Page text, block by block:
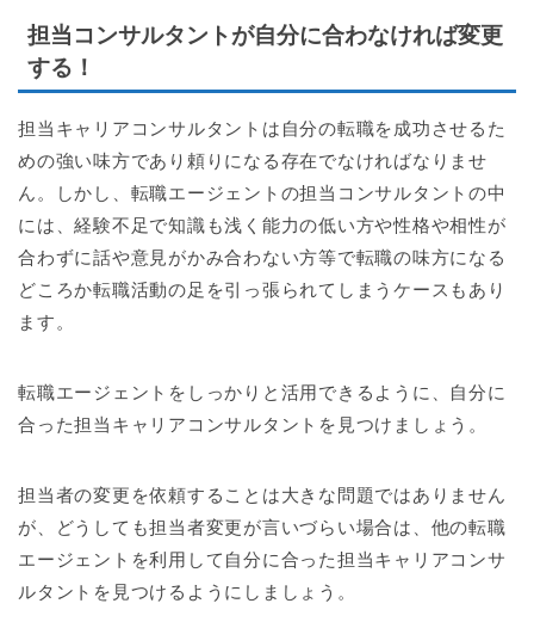
担当コンサルタントが自分に合わなければ変更
する！
担当キャリアコンサルタントは自分の転職を成功させるた
めの強い味方であり頼りになる存在でなければなりませ
ん。しかし、転職エージェントの担当コンサルタントの中
には、経験不足で知識も浅く能力の低い方や性格や相性が
合わずに話や意見がかみ合わない方等で転職の味方になる
どころか転職活動の足を引っ張られてしまうケースもあり
ます。
転職エージェントをしっかりと活用できるように、自分に
合った担当キャリアコンサルタントを見つけましょう。
担当者の変更を依頼することは大きな問題ではありません
が、どうしても担当者変更が言いづらい場合は、他の転職
エージェントを利用して自分に合った担当キャリアコンサ
ルタントを見つけるようにしましょう。